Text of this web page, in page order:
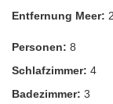
Entfernung Meer:
Personen: 8
Schlafzimmer: 4
Badezimmer: 3